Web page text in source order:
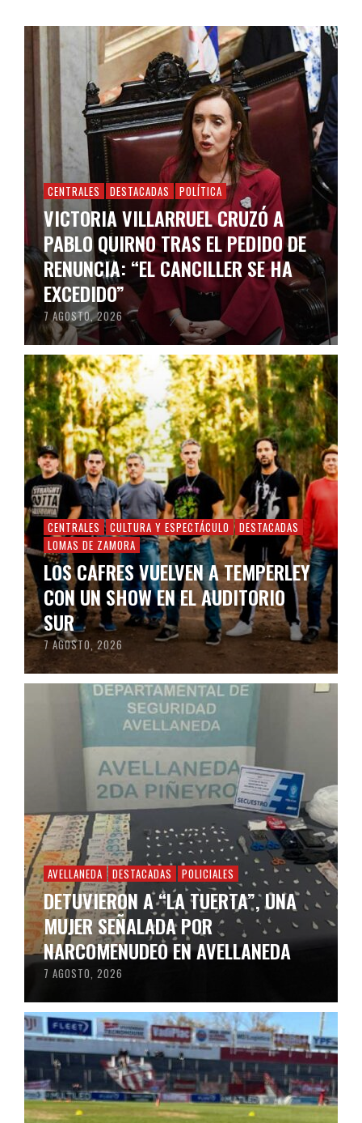
CENTRALES DESTACADAS POLÍTICA
VICTORIA VILLARRUEL CRUZÓ A
PABLO QUIRNO TRAS EL PEDIDO DE
RENUNCIA: “EL CANCILLER SE HA
EXCEDIDO”
7 AGOSTO, 2026
CENTRALES CULTURA Y ESPECTÁCULO
DESTACADAS
LOMAS DE ZAMORA
LOS CAFRES VUELVEN A TEMPERLEY
CON UN SHOW EN EL AUDITORIO
SUR
7 AGOSTO, 2026
AVELLANEDA DESTACADAS POLICIALES
DETUVIERON A “LA TUERTA”, UNA
MUJER SEÑALADA POR
NARCOMENUDEO EN AVELLANEDA
7 AGOSTO, 2026